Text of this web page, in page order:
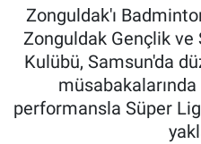
Zonguldak'ı
Zonguldak Gençlik ve
Kulübü, Samsun'da
performansla Süper